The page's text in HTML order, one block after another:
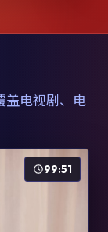
盖电视剧、电
99:51